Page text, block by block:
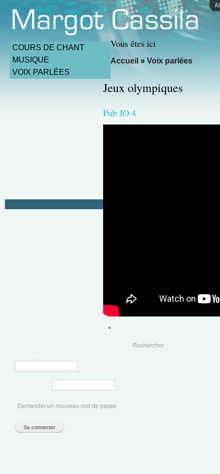
COURS DE CHANT
MUSIQUE
VOIX PARLÉES
Vous êtes ici
Accueil » Voix parlées
Jeux olympiques
Pub JO 4
Demander un nouveau mot de passe
Rechercher